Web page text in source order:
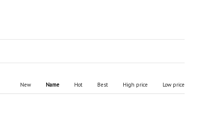
New Name Hot Best High price Low price